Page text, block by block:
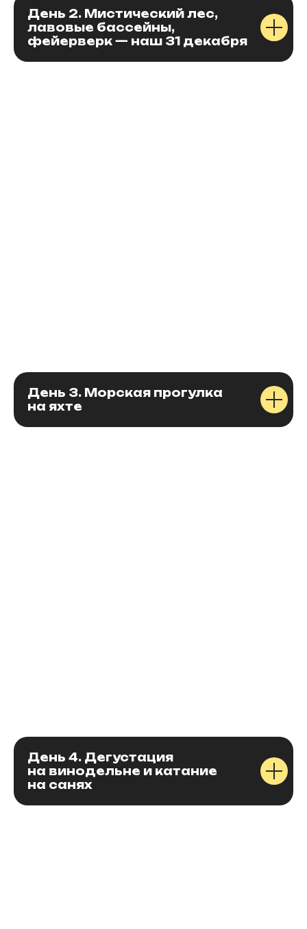
День 2. Мистический лес,
лавовые бассейны,
фейерверк — наш 31 декабря
День 3. Морская прогулка
на яхте
День 4. Дегустация
на винодельне и катание
на санях